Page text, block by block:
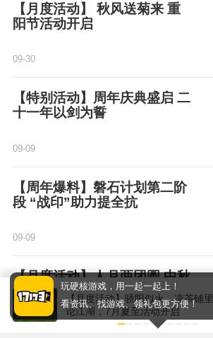
【月度活动】 秋风送菊来 重
阳节活动开启
09-30
【特别活动】周年庆典盛启 二
十一年以剑为誓
09-09
【周年爆料】磐石计划第二阶
段 “战印”助力提全抗
09-09
【月度活动】人月两团圆 中秋
月度活动开启
【月度活动】骄阳似火，凉茶铺里
论江湖，7月夏至活动开启
玩硬核游戏，用一起一起上！
看资讯、找游戏、领礼包更方便！